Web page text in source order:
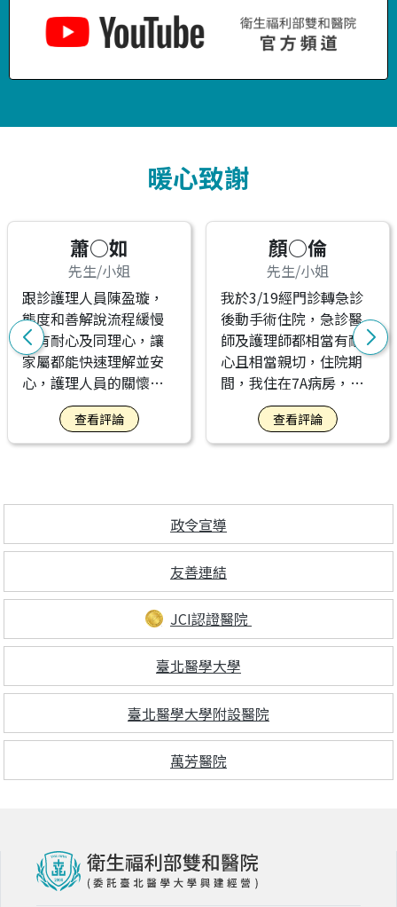
暖心致謝
蕭○如
先生/小姐
跟診護理人員陳盈璇，
態度和善解說流程緩慢
很有耐心及同理心，讓
家屬都能快速理解並安
心，護理人員的關懷及
耐心給患者及家屬極大
的溫暖，謝謝護理人員
敬業、愛業的精神，真
查看評論
顏○倫
先生/小姐
我於3/19經門診轉急診
後動手術住院，急診醫
師及護理師都相當有耐
心且相當親切，住院期
間，我住在7A病房，我
的護理師鳳茹、紜亭、
育珮、籈慧都相當的有
耐心，耐痛程度不佳的
的狀況，沒有一絲的不
耐，住院期間因為晚上
是自己一個人待在病
房，護理師們也都會關
心，真心謝謝所有的醫
護人員，也謝謝專科護
理師還有我的主治醫師
洪邦傑醫師，還有傳送
員和每一個人，在你們
的協助下我才能順利出
院。
查看評論
政令宣導
友善連結
JCI認證醫院
臺北醫學大學
臺北醫學大學附設醫院
萬芳醫院